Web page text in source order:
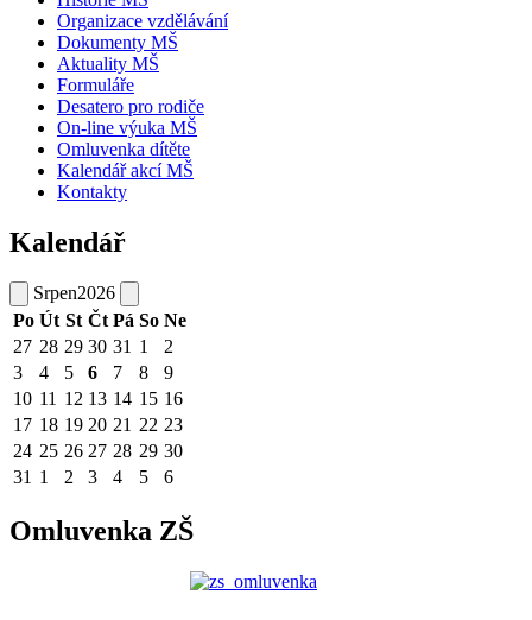
Organizace vzdělávání
Dokumenty MŠ
Aktuality MŠ
Formuláře
Desatero pro rodiče
On-line výuka MŠ
Omluvenka dítěte
Kalendář akcí MŠ
Kontakty
Kalendář
Srpen2026
Po Út St Čt Pá So Ne
27 28 29 30 31 1
2
3
4 5 6 7 8
9
10 11 12 13 14 15 16
17 18 19 20 21 22 23
24 25 26 27 28 29 30
31 1 2 3 4 5 6
Omluvenka ZŠ